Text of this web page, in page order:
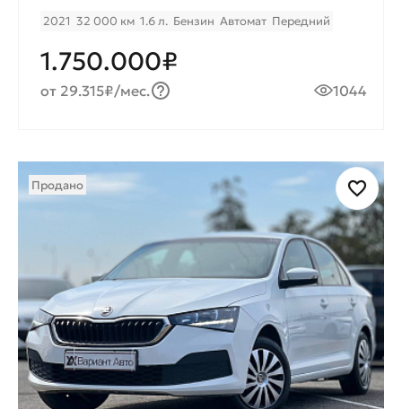
2021 32 000 км 1.6 л. Бензин Автомат Передний
1.750.000₽
от 29.315₽/мес. 1044
Продано